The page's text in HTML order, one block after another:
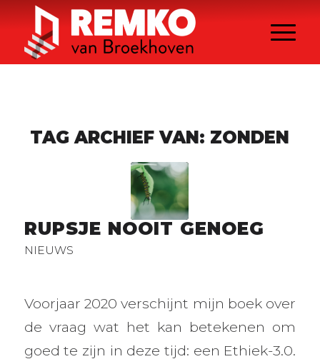
TAG ARCHIEF VAN: ZONDEN
RUPSJE NOOIT GENOEG
NIEUWS
Voorjaar 2020 verschijnt mijn boek over
de vraag wat het kan betekenen om
goed te zijn in deze tijd: een Ethiek-3.0.